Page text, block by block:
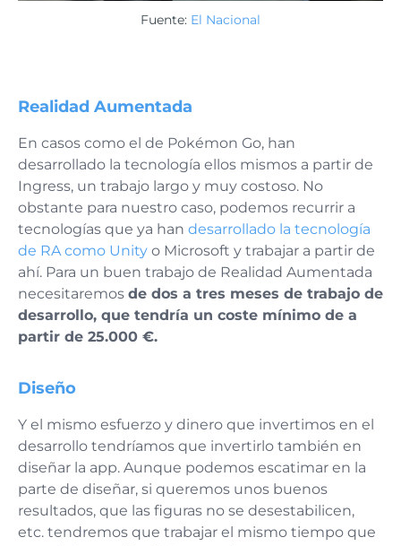
Fuente: El Nacional
Realidad Aumentada
En casos como el de Pokémon Go, han
desarrollado la tecnología ellos mismos a partir de
Ingress, un trabajo largo y muy costoso. No
obstante para nuestro caso, podemos recurrir a
tecnologías que ya han desarrollado la tecnología
de RA como Unity o Microsoft y trabajar a partir de
ahí. Para un buen trabajo de Realidad Aumentada
necesitaremos de dos a tres meses de trabajo de
desarrollo, que tendría un coste mínimo de a
partir de 25.000 €.
Diseño
Y el mismo esfuerzo y dinero que invertimos en el
desarrollo tendríamos que invertirlo también en
diseñar la app. Aunque podemos escatimar en la
parte de diseñar, si queremos unos buenos
resultados, que las figuras no se desestabilicen,
etc. tendremos que trabajar el mismo tiempo que